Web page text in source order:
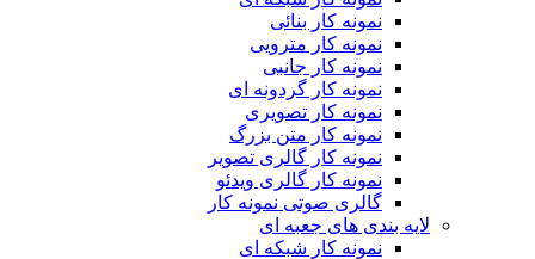
نمونه کار بنائی
نمونه کار مترویی
نمونه کار جانبی
نمونه کار گردونه ای
نمونه کار تصویری
نمونه کار متن بزرگ
نمونه کار گالری تصویر
نمونه کار گالری ویدئو
گالری صوتی نمونه کار
لایه بندی های جعبه ای
نمونه کار شبکه ای